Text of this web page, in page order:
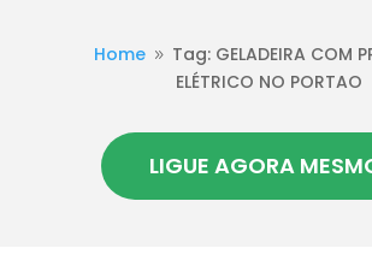
Home 9 Tag: GELADEIRA COM
ELÉTRICO NO PORTAO
LIGUE AGORA